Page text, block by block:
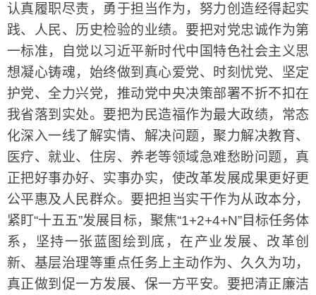
认真履职尽责，勇于担当作为，努力创造经得起实
践、人民、历史检验的业绩。要把对党忠诚作为第
一标准，自觉以习近平新时代中国特色社会主义思
想凝心铸魂，始终做到真心爱党、时刻忧党、坚定
护党、全力兴党，推动党中央决策部署不折不扣在
我省落到实处。要把为民造福作为最大政绩，常态
化深入一线了解实情、解决问题，聚力解决教育、
医疗、就业、住房、养老等领域急难愁盼问题，真
正把好事办好、实事办实，使改革发展成果更好更
公平惠及人民群众。要把担当实干作为从政本分，
紧盯“十五五”发展目标，聚焦“1+2+4+N”目标任务体
系，坚持一张蓝图绘到底，在产业发展、改革创
新、基层治理等重点任务上主动作为、久久为功，
真正做到促一方发展、保一方平安。要把清正廉洁